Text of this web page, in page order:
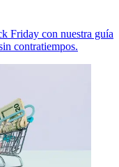
Friday con nuestra guía
contratiempos.